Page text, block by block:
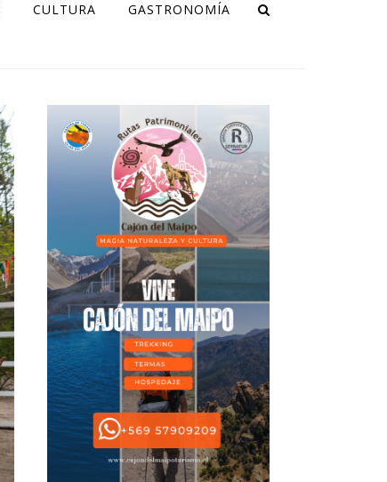
CULTURA GASTRONOMÍA